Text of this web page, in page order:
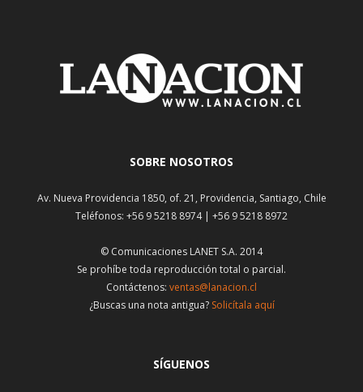
SOBRE NOSOTROS
Av. Nueva Providencia 1850, of. 21, Providencia, Santiago, Chile
Teléfonos: +56 9 5218 8974 | +56 9 5218 8972
© Comunicaciones LANET S.A. 2014
Se prohíbe toda reproducción total o parcial.
Contáctenos: ventas@lanacion.cl
¿Buscas una nota antigua? Solicítala aquí
SÍGUENOS